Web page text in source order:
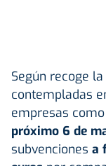
Según recoge
contempladas
empresas
próximo 6 de
subvenciones a